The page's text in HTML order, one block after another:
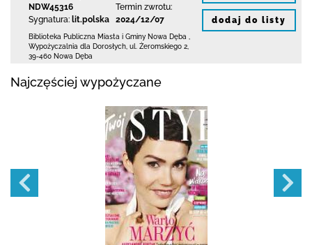
NDW45316
Sygnatura: lit.polska
Termin zwrotu:
2024/12/07
Biblioteka Publiczna Miasta i Gminy Nowa Dęba
Wypożyczalnia dla Dorosłych, ul. Żeromskiego 2
39-460 Nowa Dęba
dodaj do listy
Najczęściej wypożyczane